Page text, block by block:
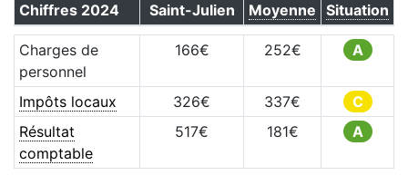
Chiffres 2024
Saint-Julien
Moyenne Situation
Charges de
personnel
166€ 252€ A
Impôts locaux 326€ 337€
C
Résultat
comptable
517€ 181€ A